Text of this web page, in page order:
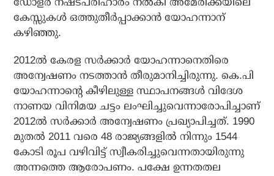
കേസ്സുകള്‍ ഒത്തുതീര്‍പ്പാക്കാന്‍ യോഹന്നാന്
കഴിഞ്ഞു.
2012ല്‍ കേരള സര്‍ക്കാര്‍ യോഹന്നാനെതിരെ
അന്വേഷണം നടത്താന്‍ തീരുമാനിച്ചിരുന്നു. കെ.പി
യോഹന്നാന്റെ കീഴിലുള്ള സ്ഥാപനങ്ങള്‍ വിദേശ
നാണയ വിനിമയ ചട്ടം ലംഘിച്ചുവെന്നാരോപിച്ചാണ്
2012ല്‍ സര്‍ക്കാര്‍ അന്വേഷണം പ്രഖ്യാപിച്ചത്. 1990
മുതല്‍ 2011 വരെ 48 രാജ്യങ്ങളില്‍ നിന്നും 1544
കോടി രൂപ വഴിവിട്ട് സ്വീകരിച്ചുവെന്നതായിരുന്നു
അന്നത്തെ ആരോപണം. പക്ഷേ ഉന്നതതല